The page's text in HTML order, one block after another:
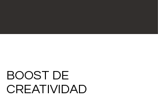
BOOST DE
CREATIVIDAD